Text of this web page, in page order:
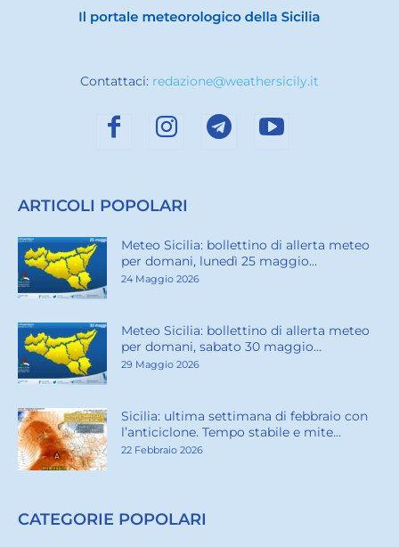
Contattaci: redazione@weathersicily.it
ARTICOLI POPOLARI
Meteo Sicilia: bollettino di allerta meteo
per domani, lunedì 25 maggio...
24 Maggio 2026
Meteo Sicilia: bollettino di allerta meteo
per domani, sabato 30 maggio...
29 Maggio 2026
Sicilia: ultima settimana di febbraio con
l’anticiclone. Tempo stabile e mite...
22 Febbraio 2026
CATEGORIE POPOLARI